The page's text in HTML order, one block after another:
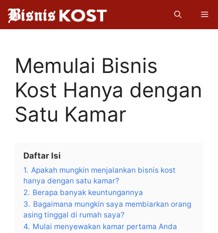
ke
isi
Memulai Bisnis
Kost Hanya dengan
Satu Kamar
Daftar Isi
1. Apakah mungkin menjalankan bisnis kost
hanya dengan satu kamar?
2. Berapa banyak keuntungannya
3. Bagaimana mungkin saya membiarkan orang
asing tinggal di rumah saya?
4. Mulai menyewakan kamar pertama Anda